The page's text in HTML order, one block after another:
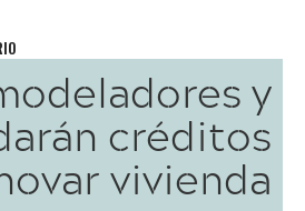
y
créditos
vivienda